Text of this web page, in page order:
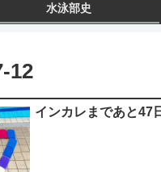
水泳部史
12
インカレまであと47